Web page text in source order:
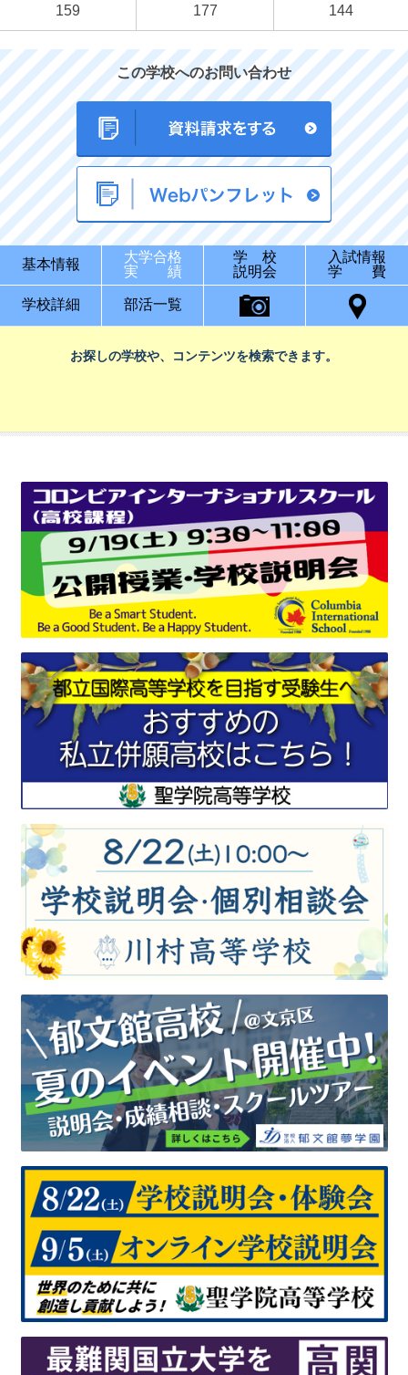
159 177 144
この学校へのお問い合わせ
基本情報
大学合格
実 績
学 校
説明会
入試情報
学 費
学校詳細 部活一覧
お探しの学校や、コンテンツを検索できます。